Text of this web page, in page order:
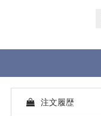
注文履歴